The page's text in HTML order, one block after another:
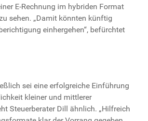
E-Rechnung im hybriden Format
sehen. „Damit könnten künftig
einhergehen“, befürchtet
sei eine erfolgreiche Einführung
kleiner und mittlerer
Steuerberater Dill ähnlich. „Hilfreich